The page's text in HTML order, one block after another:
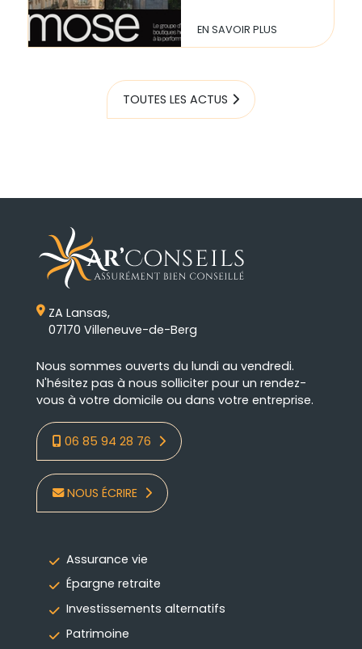
EN SAVOIR PLUS
TOUTES LES ACTUS
ZA Lansas,
07170 Villeneuve-de-Berg
Nous sommes ouverts du lundi au vendredi.
N'hésitez pas à nous solliciter pour un rendez-
vous à votre domicile ou dans votre entreprise.
06 85 94 28 76
NOUS ÉCRIRE
Assurance vie
Épargne retraite
Investissements alternatifs
Patrimoine